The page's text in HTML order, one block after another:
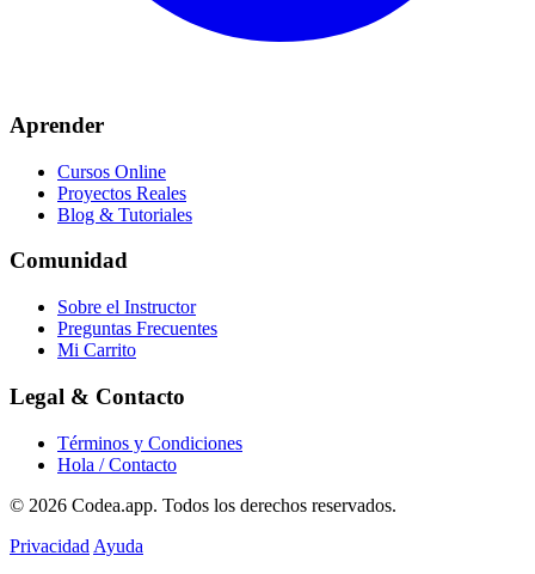
Aprender
Cursos Online
Proyectos Reales
Blog & Tutoriales
Comunidad
Sobre el Instructor
Preguntas Frecuentes
Mi Carrito
Legal & Contacto
Términos y Condiciones
Hola / Contacto
© 2026 Codea.app. Todos los derechos reservados.
Privacidad Ayuda